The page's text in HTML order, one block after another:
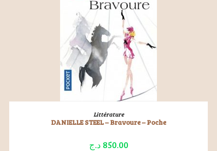
LIRE LA SUITE
Littérature
DANIELLE STEEL – Bravoure – Poche
850.00 د.ج